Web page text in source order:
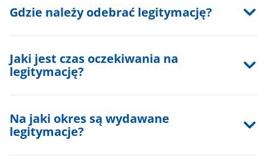
Gdzie należy odebrać legitymację?
Jaki jest czas oczekiwania na
legitymację?
Na jaki okres są wydawane
legitymacje?